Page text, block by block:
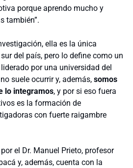
porque aprendo mucho y
también”.
ella es la única
del país, pero lo define como un
por una universidad del
suele ocurrir y, además, somos
lo integramos, y por si eso fuera
es la formación de
con fuerte raigambre
el Dr. Manuel Prieto, profesor
y, además, cuenta con la